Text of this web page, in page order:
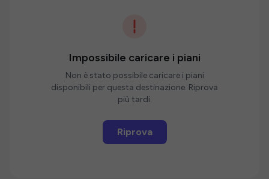
Impossibile caricare i piani
Non è stato possibile caricare i piani
disponibili per questa destinazione. Riprova
più tardi.
Riprova